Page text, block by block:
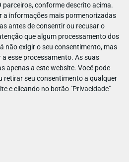
parceiros, conforme descrito acima.
a informações mais pormenorizadas
antes de consentir ou recusar o
que algum processamento dos
não exigir o seu consentimento, mas
esse processamento. As suas
apenas a este website. Você pode
retirar seu consentimento a qualquer
e clicando no botão "Privacidade"